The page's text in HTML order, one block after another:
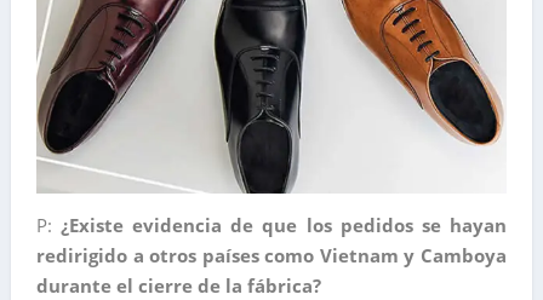
P:¿Existe evidencia de que los pedidos se hayan
redirigido a otros países como Vietnam y Camboya
durante el cierre de la fábrica?